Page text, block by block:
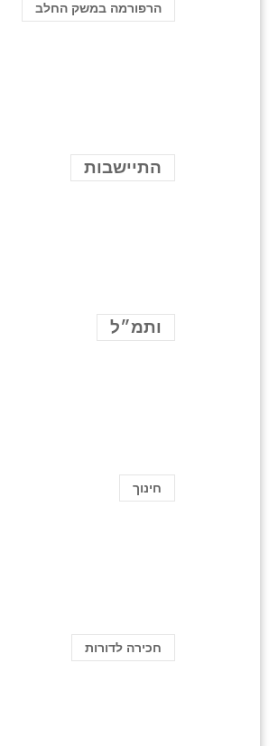
הרפורמה במשק החלב
התיישבות
ותמ״ל
חינוך
חכירה לדורות